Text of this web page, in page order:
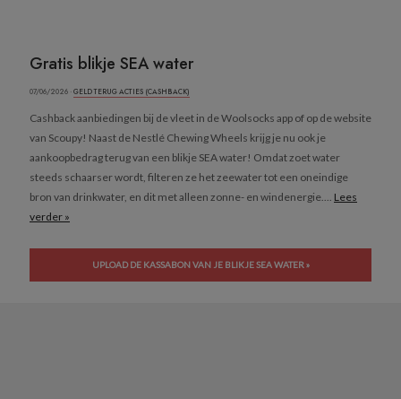
Gratis blikje SEA water
07/06/2026 ·GELD TERUG ACTIES (CASHBACK)
Cashback aanbiedingen bij de vleet in de Woolsocks app of op de website
van Scoupy! Naast de Nestlé Chewing Wheels krijg je nu ook je
aankoopbedrag terug van een blikje SEA water! Omdat zoet water
steeds schaarser wordt, filteren ze het zeewater tot een oneindige
bron van drinkwater, en dit met alleen zonne- en windenergie.... Lees
verder »
UPLOAD DE KASSABON VAN JE BLIKJE SEA WATER »